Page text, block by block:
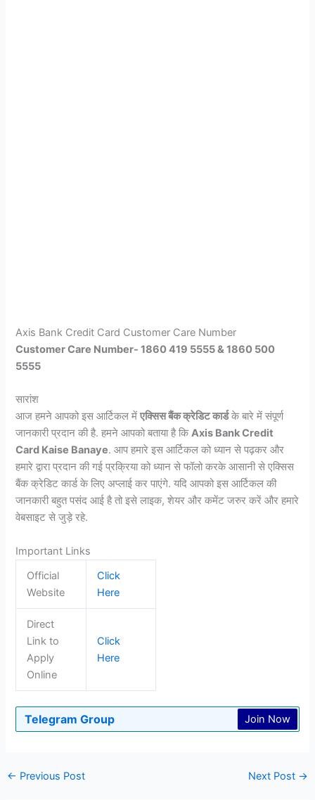
Axis Bank Credit Card Customer Care Number
Customer Care Number- 1860 419 5555 & 1860 500
5555
सारांश
आज हमने आपको इस आर्टिकल मेंएक्सिस बैंक क्रेडिट कार्डके बारे में संपूर्ण
जानकारी प्रदान की है. हमने आपको बताया है किAxis Bank Credit
Card Kaise Banaye. आप हमारे इस आर्टिकल को ध्यान से पढ़कर और
हमारे द्वारा प्रदान की गई प्रक्रिया को ध्यान से फॉलो करके आसानी से एक्सिस
बैंक क्रेडिट कार्ड के लिए अप्लाई कर पाएंगे. यदि आपको इस आर्टिकल की
जानकारी बहुत पसंद आई है तो इसे लाइक, शेयर और कमेंट जरुर करें और हमारे
वेबसाइट से जुड़े रहे.
Important Links
Official
Website
Click
Here
Direct
Link to
Apply
Online
Click
Here
Telegram Group Join Now
← Previous Post Next Post →